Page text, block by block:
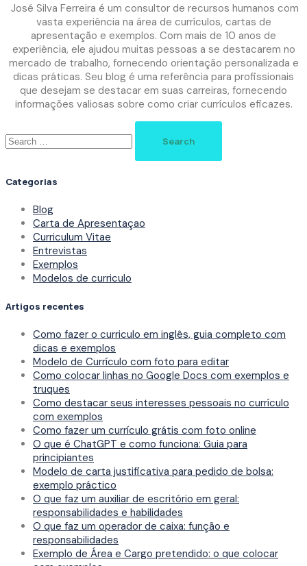
José Silva Ferreira é um consultor de recursos humanos com
vasta experiência na área de currículos, cartas de
apresentação e exemplos. Com mais de 10 anos de
experiência, ele ajudou muitas pessoas a se destacarem no
mercado de trabalho, fornecendo orientação personalizada e
dicas práticas. Seu blog é uma referência para profissionais
que desejam se destacar em suas carreiras, fornecendo
informações valiosas sobre como criar currículos eficazes.
for:
Categorias
Blog
Carta de Apresentaçao
Curriculum Vitae
Entrevistas
Exemplos
Modelos de curriculo
Artigos recentes
Como fazer o curriculo em inglês, guia completo com
dicas e exemplos
Modelo de Currículo com foto para editar
Como colocar linhas no Google Docs com exemplos e
truques
Como destacar seus interesses pessoais no currículo
com exemplos
Como fazer um currículo grátis com foto online
O que é ChatGPT e como funciona: Guia para
principiantes
Modelo de carta justificativa para pedido de bolsa:
exemplo práctico
O que faz um auxiliar de escritório em geral:
responsabilidades e habilidades
O que faz um operador de caixa: função e
responsabilidades
Exemplo de Área e Cargo pretendido: o que colocar